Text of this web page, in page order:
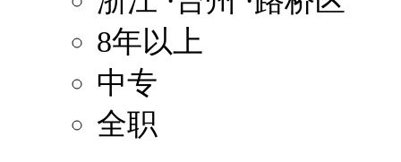
8年以上
中专
全职